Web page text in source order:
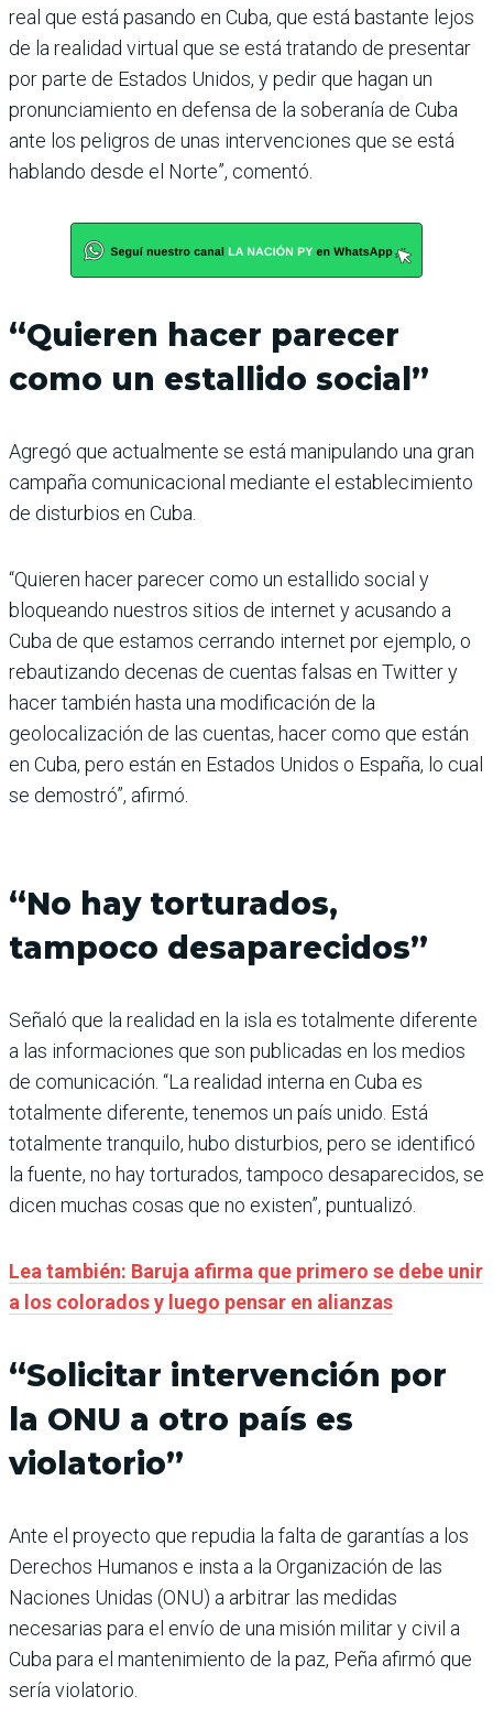
real que está pasando en Cuba, que está bastante lejos
de la realidad virtual que se está tratando de presentar
por parte de Estados Unidos, y pedir que hagan un
pronunciamiento en defensa de la soberanía de Cuba
ante los peligros de unas intervenciones que se está
hablando desde el Norte”, comentó.
“Quieren hacer parecer
como un estallido social”
Agregó que actualmente se está manipulando una gran
campaña comunicacional mediante el establecimiento
de disturbios en Cuba.
“Quieren hacer parecer como un estallido social y
bloqueando nuestros sitios de internet y acusando a
Cuba de que estamos cerrando internet por ejemplo, o
rebautizando decenas de cuentas falsas en Twitter y
hacer también hasta una modificación de la
geolocalización de las cuentas, hacer como que están
en Cuba, pero están en Estados Unidos o España, lo cual
se demostró”, afirmó.
“No hay torturados,
tampoco desaparecidos”
Señaló que la realidad en la isla es totalmente diferente
a las informaciones que son publicadas en los medios
de comunicación. “La realidad interna en Cuba es
totalmente diferente, tenemos un país unido. Está
totalmente tranquilo, hubo disturbios, pero se identificó
la fuente, no hay torturados, tampoco desaparecidos, se
dicen muchas cosas que no existen”, puntualizó.
Lea también: Baruja afirma que primero se debe unir
a los colorados y luego pensar en alianzas
“Solicitar intervención por
la ONU a otro país es
violatorio”
Ante el proyecto que repudia la falta de garantías a los
Derechos Humanos e insta a la Organización de las
Naciones Unidas (ONU) a arbitrar las medidas
necesarias para el envío de una misión militar y civil a
Cuba para el mantenimiento de la paz, Peña afirmó que
sería violatorio.